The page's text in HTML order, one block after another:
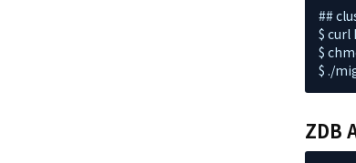
##
$
$
$ ./
ZDB